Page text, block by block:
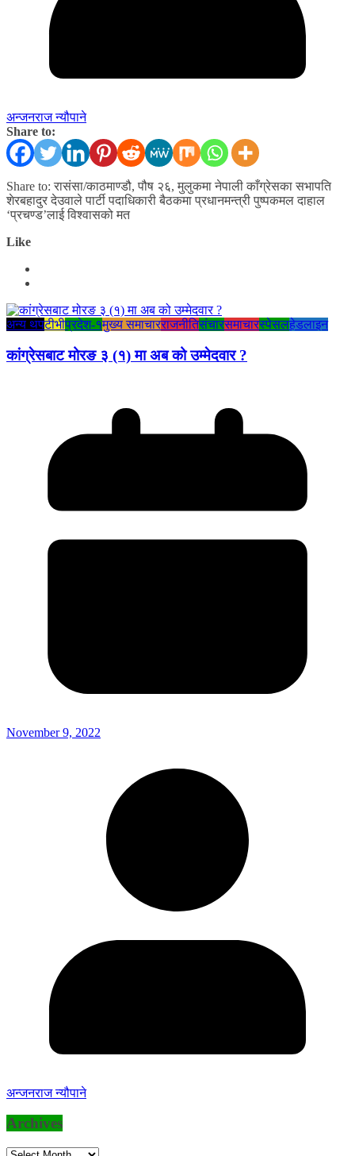
अन्जनराज न्यौपाने
Share to:
Share to: रासंसा/काठमाण्डौ, पौष २६, मुलुकमा नेपाली काँग्रेसका सभापति
शेरबहादुर देउवाले पार्टी पदाधिकारी बैठकमा प्रधानमन्त्री पुष्पकमल दाहाल
‘प्रचण्ड’लाई विश्वासको मत
Like
अन्य थपटीभीप्रदेश-१मुख्य समाचारराजनीतिसंचारसमाचारस्पेसलहेडलाइन
कांग्रेसबाट मोरङ ३ (१) मा अब को उम्मेदवार ?
November 9, 2022
अन्जनराज न्यौपाने
Archives
Archives